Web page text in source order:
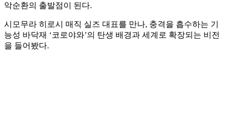
악순환의 출발점이 된다.
시모무라 히로시 매직 실즈 대표를 만나, 충격을 흡수하는 기
능성 바닥재 ‘코로야와’의 탄생 배경과 세계로 확장되는 비전
을 들어봤다.